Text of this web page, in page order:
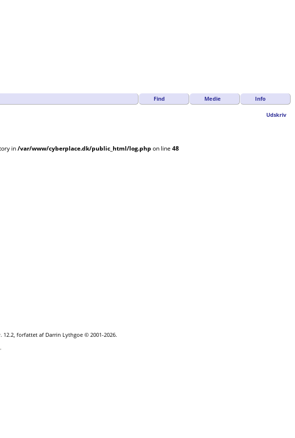
Find Medie Info
Udskriv
in/var/www/cyberplace.dk/public_html/log.php on line 48
12.2, forfattet af Darrin Lythgoe © 2001-2026.
.